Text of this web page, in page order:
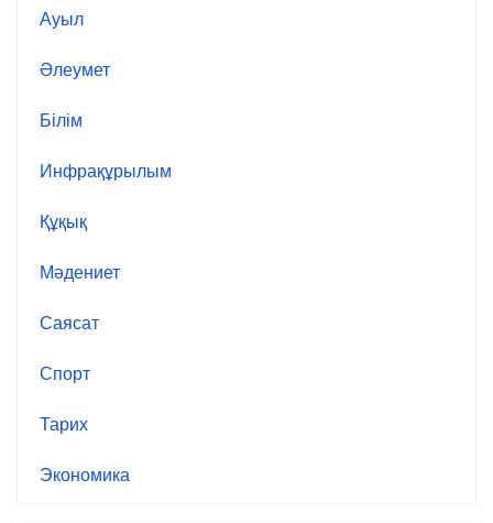
Ауыл
Әлеумет
Білім
Инфрақұрылым
Құқық
Мәдениет
Саясат
Спорт
Тарих
Экономика